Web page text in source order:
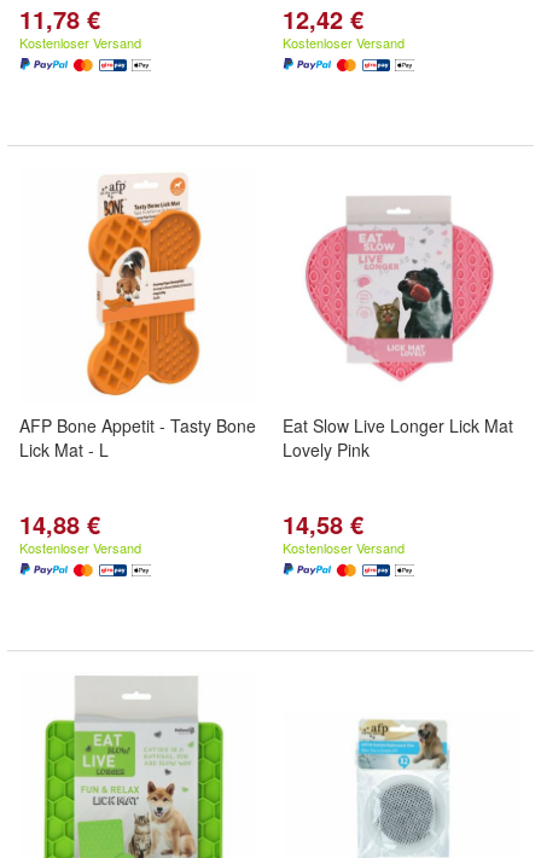
11,78 €
Kostenloser Versand
12,42 €
Kostenloser Versand
AFP Bone Appetit - Tasty Bone
Lick Mat - L
14,88 €
Kostenloser Versand
Eat Slow Live Longer Lick Mat
Lovely Pink
14,58 €
Kostenloser Versand